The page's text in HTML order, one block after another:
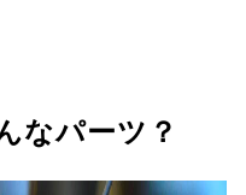
なパーツ？